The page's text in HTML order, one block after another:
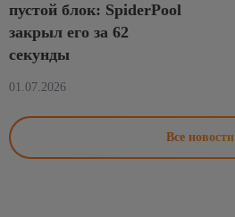
пустой блок: SpiderPool
закрыл его за 62
секунды
01.07.2026
Все новости